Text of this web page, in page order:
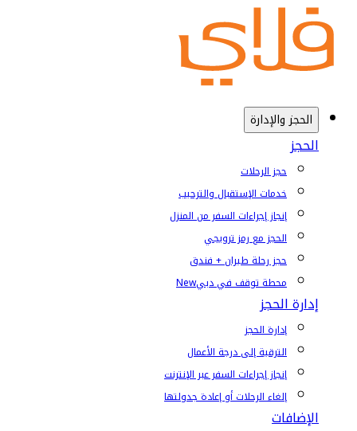
الحجز والإدارة
الحجز
حجز الرحلات
خدمات الإستقبال والترحيب
إنجاز إجراءات السفر من المنزل
الحجز مع رمز ترويجي
حجز رحلة طيران + فندق
محطة توقف في دبيNew
إدارة الحجز
إدارة الحجز
الترقية إلى درجة الأعمال
إنجاز إجراءات السفر عبر الإنترنت
إلغاء الرحلات أو إعادة جدولتها
الإضافات